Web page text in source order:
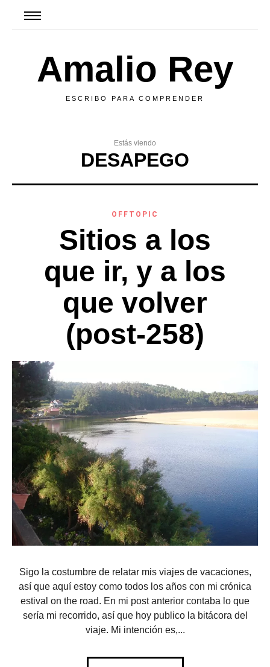
Amalio Rey
ESCRIBO PARA COMPRENDER
Estás viendo
DESAPEGO
OFFTOPIC
Sitios a los
que ir, y a los
que volver
(post-258)
Sigo la costumbre de relatar mis viajes de vacaciones,
así que aquí estoy como todos los años con mi crónica
estival on the road. En mi post anterior contaba lo que
sería mi recorrido, así que hoy publico la bitácora del
viaje. Mi intención es,...